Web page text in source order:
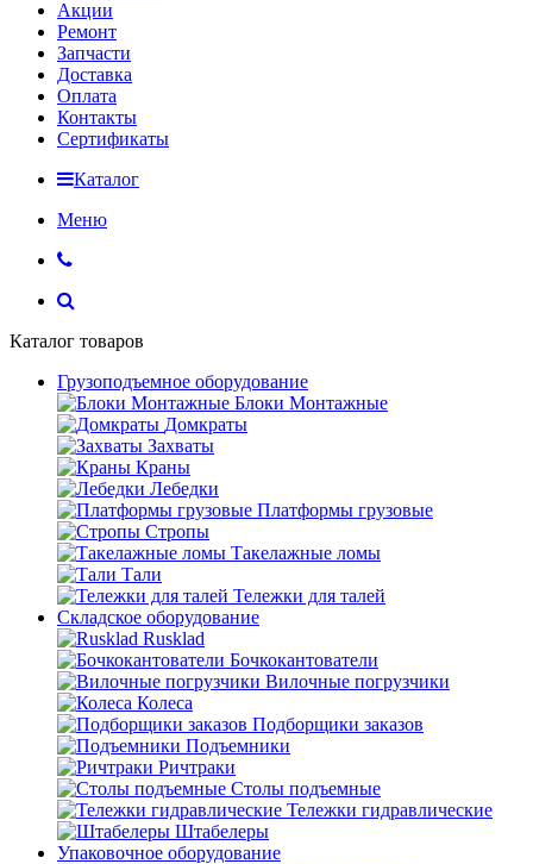
Акции
Ремонт
Запчасти
Доставка
Оплата
Контакты
Сертификаты
Каталог
Меню
Каталог товаров
Грузоподъемное оборудование
Блоки Монтажные
Домкраты
Захваты
Краны
Лебедки
Платформы грузовые
Стропы
Такелажные ломы
Тали
Тележки для талей
Складское оборудование
Rusklad
Бочкокантователи
Вилочные погрузчики
Колеса
Подборщики заказов
Подъемники
Ричтраки
Столы подъемные
Тележки гидравлические
Штабелеры
Упаковочное оборудование